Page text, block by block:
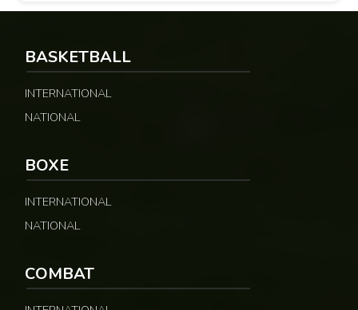
BASKETBALL
INTERNATIONAL
NATIONAL
BOXE
INTERNATIONAL
NATIONAL
COMBAT